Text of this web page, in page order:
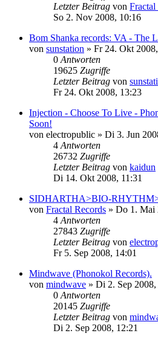
Letzter Beitrag von Fractal
So 2. Nov 2008, 10:16
Bom Shanka records: VA - The
von sunstation » Fr 24. Okt
0 Antworten
19625 Zugriffe
Letzter Beitrag von
Fr 24. Okt 2008, 13:23
Injection - Choose To Live -
Soon!
von electropublic » Di 3. Jun
4 Antworten
26732 Zugriffe
Letzter Beitrag von kaidun
Di 14. Okt 2008, 11:31
SIDHARTHA>BIO-
von Fractal Records » Do 1. Mai
4 Antworten
27843 Zugriffe
Letzter Beitrag von
Fr 5. Sep 2008, 14:01
Mindwave (Phonokol Records).
von mindwave » Di 2. Sep 2008,
0 Antworten
20145 Zugriffe
Letzter Beitrag von
Di 2. Sep 2008, 12:21